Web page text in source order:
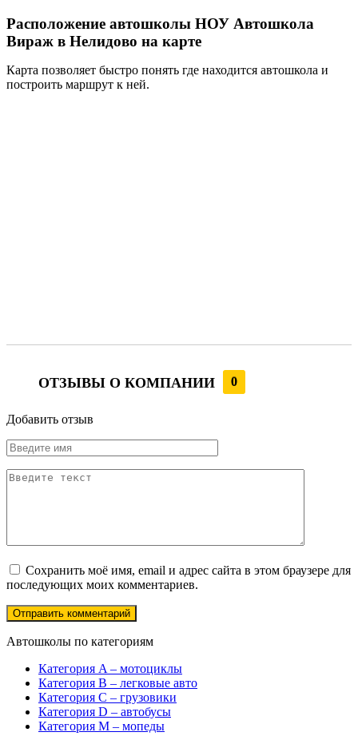
Расположение автошколы НОУ Автошкола
Вираж в Нелидово на карте
Карта позволяет быстро понять где находится автошкола и
построить маршрут к ней.
ОТЗЫВЫ О КОМПАНИИ 0
Добавить отзыв
Сохранить моё имя, email и адрес сайта в этом браузере для
последующих моих комментариев.
Автошколы по категориям
Категория A – мотоциклы
Категория B – легковые авто
Категория C – грузовики
Категория D – автобусы
Категория M – мопеды